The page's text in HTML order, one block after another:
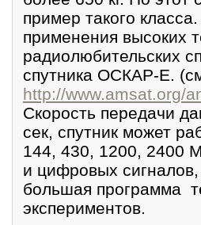
пример такого
применения высоких
радиолюбительских
спутника ОСКАР-Е.
http://www.amsat.org/
Скорость передачи
сек, спутник может
144, 430, 1200, 2400
и цифровых сигналов,
большая программа
экспериментов.